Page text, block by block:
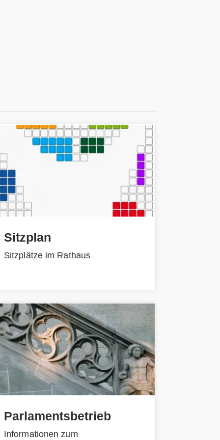
Sitzplan
Sitzplätze im Rathaus
Parlamentsbetrieb
Informationen zum